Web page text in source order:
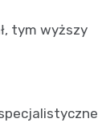
tym wyższy